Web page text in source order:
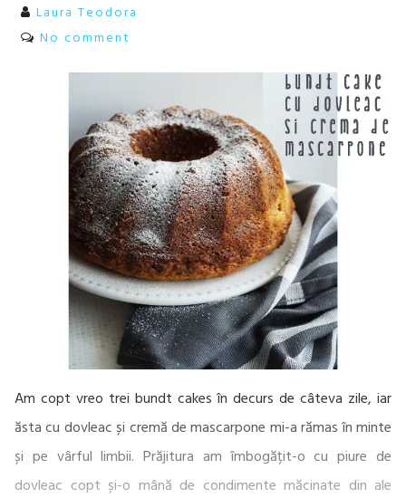
Laura Teodora
No comment
Am copt vreo trei bundt cakes în decurs de câteva zile, iar
ăsta cu dovleac și cremă de mascarpone mi-a rămas în minte
și pe vârful limbii. Prăjitura am îmbogățit-o cu piure de
dovleac copt și-o mână de condimente măcinate din ale